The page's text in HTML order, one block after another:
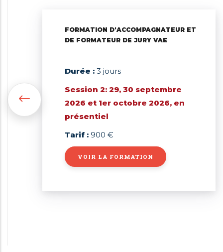
FORMATION D'ACCOMPAGNATEUR ET
DE FORMATEUR DE JURY VAE
Durée : 3 jours
Session 2: 29, 30 septembre
2026 et 1er octobre 2026, en
présentiel
Tarif : 900 €
VOIR LA FORMATION